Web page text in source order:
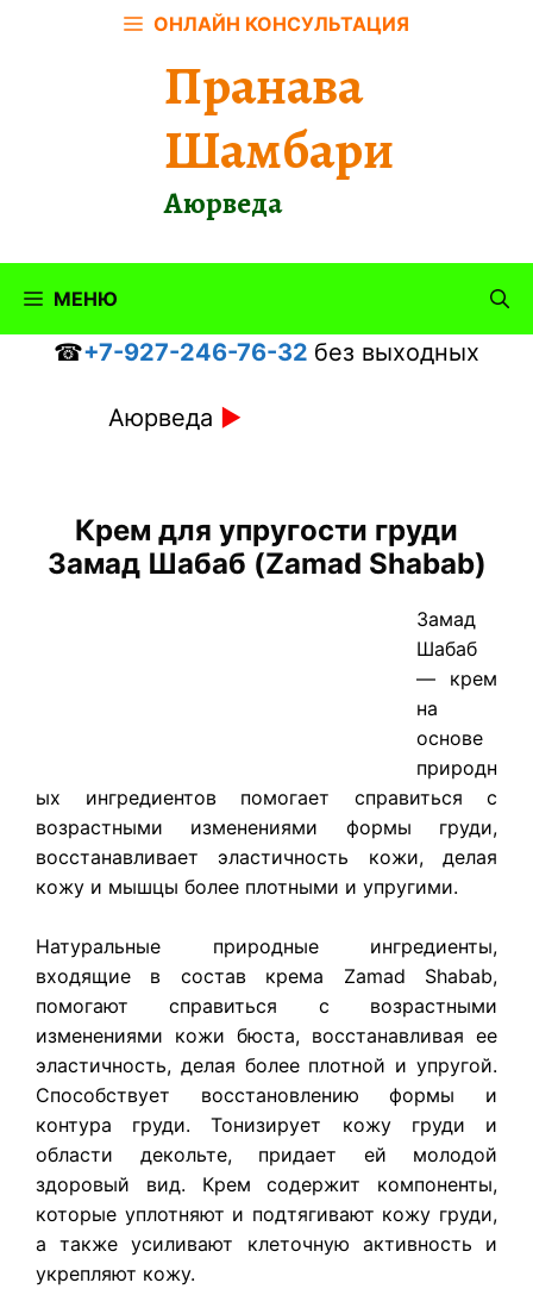
ОНЛАЙН КОНСУЛЬТАЦИЯ
Пранава
Шамбари
Аюрведа
МЕНЮ
☎+7-927-246-76-32 без выходных
Аюрведа ►
Крем для упругости груди
Замад Шабаб (Zamad Shabab)
​Замад
Шабаб
— крем
на
основе
природн
ых ингредиентов помогает справиться с
возрастными изменениями формы груди,
восстанавливает эластичность кожи, делая
кожу и мышцы более плотными и упругими.
Натуральные природные ингредиенты,
входящие в состав крема Zamad Shabab,
помогают справиться с возрастными
изменениями кожи бюста, восстанавливая ее
эластичность, делая более плотной и упругой.
Способствует восстановлению формы и
контура груди. Тонизирует кожу груди и
области декольте, придает ей молодой
здоровый вид. Крем содержит компоненты,
которые уплотняют и подтягивают кожу груди,
а также усиливают клеточную активность и
укрепляют кожу.